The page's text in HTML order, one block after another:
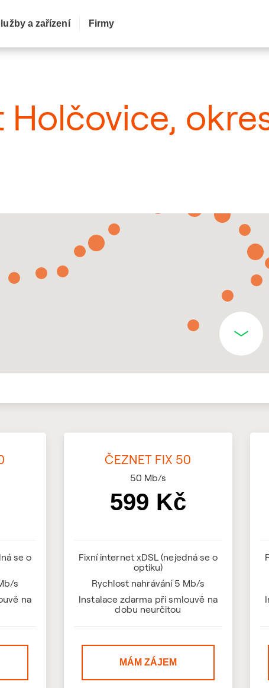
a zařízení Firmy
se o
s
na
ČEZNET FIX 50
50 Mb/s
599 Kč
Fixní internet xDSL (nejedná se o
optiku)
Rychlost nahrávání 5 Mb/s
Instalace zdarma při smlouvě na
dobu neurčitou
MÁM ZÁJEM